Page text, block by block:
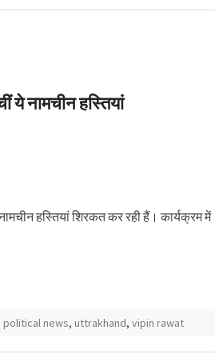
ये नामचीन हस्तियां
हस्तियां शिरकत कर रही हैं। कार्यक्रम में
political news, uttrakhand, vipin rawat